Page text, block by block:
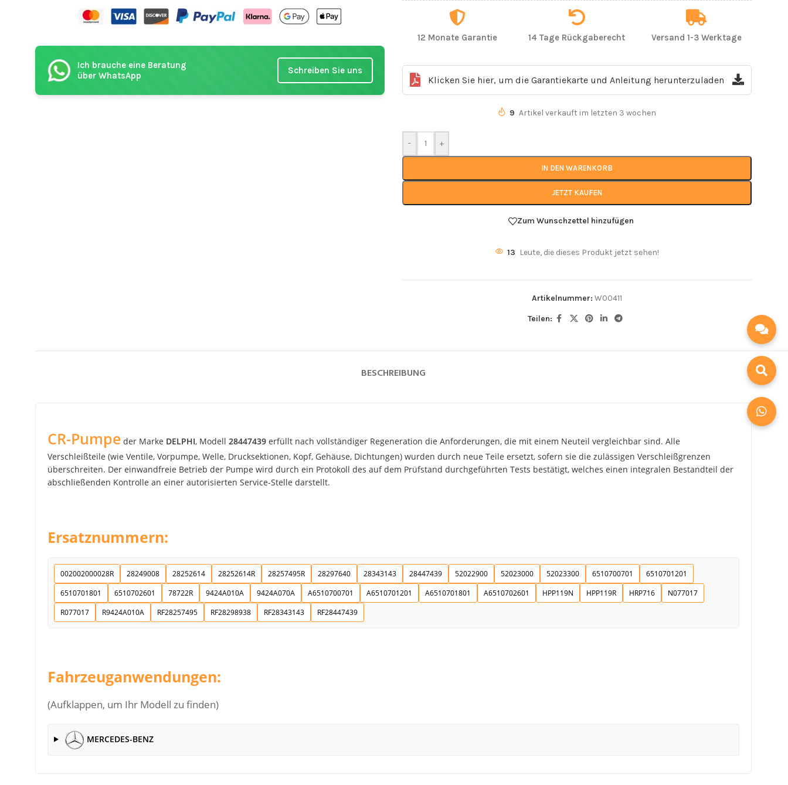
Ich brauche eine Beratung
über WhatsApp
Schreiben Sie uns
12 Monate Garantie 14 Tage Rückgaberecht Versand 1-3 Werktage
Klicken Sie hier, um die Garantiekarte und Anleitung herunterzuladen
9 Artikel verkauft im letzten 3 wochen
- +
IN DEN WARENKORB
JETZT KAUFEN
Zum Wunschzettel hinzufügen
13 Leute, die dieses Produkt jetzt sehen!
Artikelnummer: W00411
Teilen:
BESCHREIBUNG
CR-Pumpe der Marke DELPHI, Modell 28447439 erfüllt nach vollständiger Regeneration die Anforderungen, die mit einem Neuteil vergleichbar sind. Alle
Verschleißteile (wie Ventile, Vorpumpe, Welle, Drucksektionen, Kopf, Gehäuse, Dichtungen) wurden durch neue Teile ersetzt, sofern sie die zulässigen Verschleißgrenzen
überschreiten. Der einwandfreie Betrieb der Pumpe wird durch ein Protokoll des auf dem Prüfstand durchgeführten Tests bestätigt, welches einen integralen Bestandteil der
abschließenden Kontrolle an einer autorisierten Service-Stelle darstellt.
Ersatznummern:
002002000028R 28249008 28252614 28252614R 28257495R 28297640 28343143 28447439 52022900 52023000 52023300 6510700701
6510701201
6510701801
6510702601 78722R 9424A010A 9424A070A A6510700701 A6510701201 A6510701801 A6510702601 HPP119N HPP119R HRP716
N077017
R077017
R9424A010A RF28257495 RF28298938 RF28343143 RF28447439
Fahrzeuganwendungen:
(Aufklappen, um Ihr Modell zu finden)
MERCEDES-BENZ